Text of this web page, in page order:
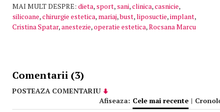
MAI MULT DESPRE: dieta, sport, sani,clinica,casnicie,
silicoane,chirurgie estetica, mariaj,bust,liposuctie,implant,
Cristina Spatar,anestezie,operatie estetica,Rocsana Marcu
Comentarii (3)
POSTEAZA COMENTARIU
Afiseaza: Cele mai recente |